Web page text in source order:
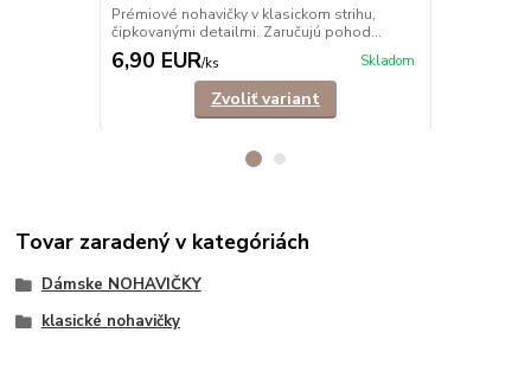
Prémiové nohavičky v klasickom strihu,
čipkovanými detailmi. Zaručujú pohod...
6,90 EUR/ks Skladom
Zvoliť variant
Tovar zaradený v kategóriách
Dámske NOHAVIČKY
klasické nohavičky